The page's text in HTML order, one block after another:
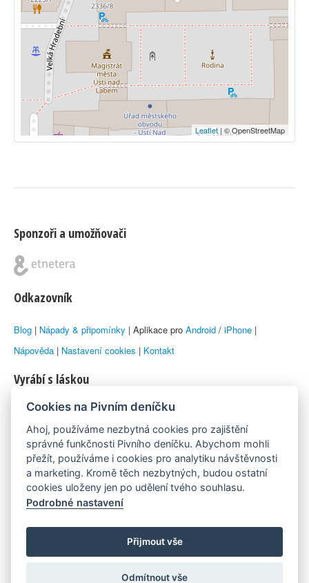
Leaflet | © OpenStreetMap
Sponzoři a umožňovači
Odkazovník
Blog | Nápady & připomínky | Aplikace pro Android / iPhone |
Nápověda | Nastavení cookies | Kontakt
Vyrábí s láskou
© 2010–2026 byLukáš Zemanaka Emka
Máme rádi
Pivní.info
Poznámka pod čarou
Pivní deníček je nezávislý zdroj, který není spjat s žádným
konkrétním pivovarem ani restaurací. Názory uživatelů nemusí nutně
Cookies na Pivním deníčku
Ahoj, používáme nezbytná cookies pro zajištění
správné funkčnosti Pivního deníčku. Abychom mohli
přežít, používáme i cookies pro analytiku návštěvnosti
a marketing. Kromě těch nezbytných, budou ostatní
cookies uloženy jen po udělení tvého souhlasu.
Podrobné nastavení
Přijmout vše
Odmítnout vše